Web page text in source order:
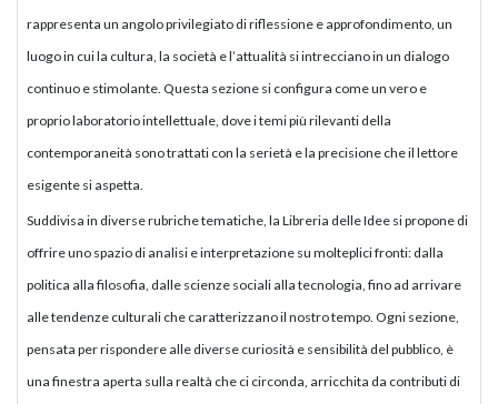
rappresenta un angolo privilegiato di riflessione e approfondimento, un
luogo in cui la cultura, la società e l’attualità si intrecciano in un dialogo
continuo e stimolante. Questa sezione si configura come un vero e
proprio laboratorio intellettuale, dove i temi più rilevanti della
contemporaneità sono trattati con la serietà e la precisione che il lettore
esigente si aspetta.
Suddivisa in diverse rubriche tematiche, la Libreria delle Idee si propone di
offrire uno spazio di analisi e interpretazione su molteplici fronti: dalla
politica alla filosofia, dalle scienze sociali alla tecnologia, fino ad arrivare
alle tendenze culturali che caratterizzano il nostro tempo. Ogni sezione,
pensata per rispondere alle diverse curiosità e sensibilità del pubblico, è
una finestra aperta sulla realtà che ci circonda, arricchita da contributi di